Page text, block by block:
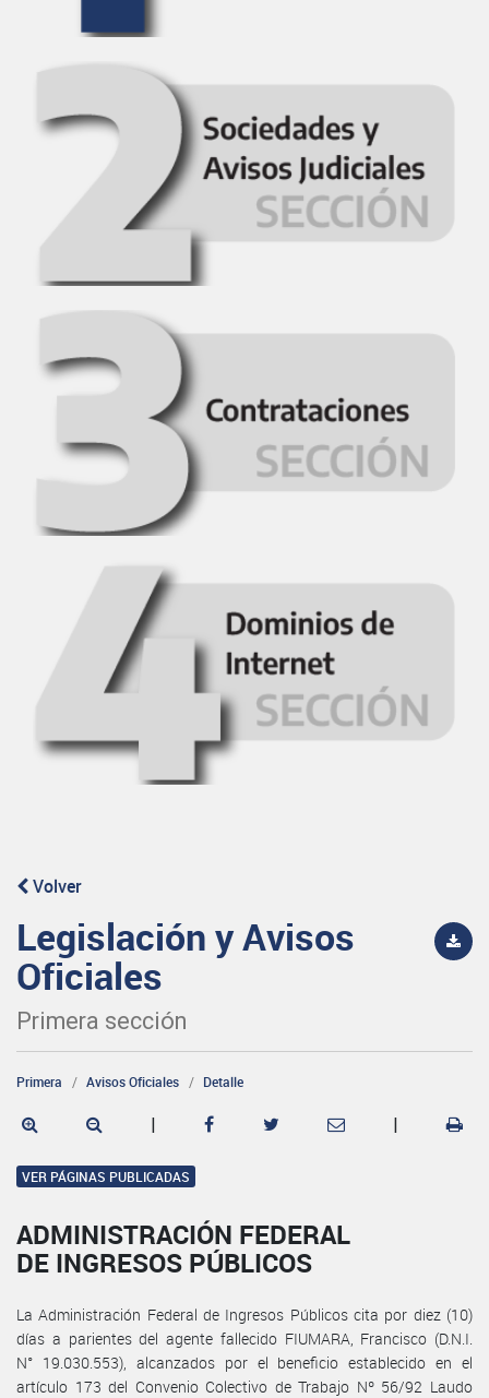
Volver
Legislación y Avisos
Oficiales
Primera sección
Primera Avisos Oficiales Detalle
| |
VER PÁGINAS PUBLICADAS
ADMINISTRACIÓN FEDERAL
DE INGRESOS PÚBLICOS
La Administración Federal de Ingresos Públicos cita por diez (10)
días a parientes del agente fallecido FIUMARA, Francisco (D.N.I.
N° 19.030.553), alcanzados por el beneficio establecido en el
artículo 173 del Convenio Colectivo de Trabajo Nº 56/92 Laudo